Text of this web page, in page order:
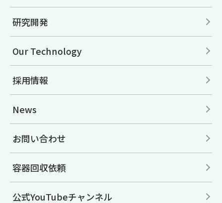
研究開発
Our Technology
採用情報
News
お問い合わせ
容器回収依頼
公式YouTubeチャンネル